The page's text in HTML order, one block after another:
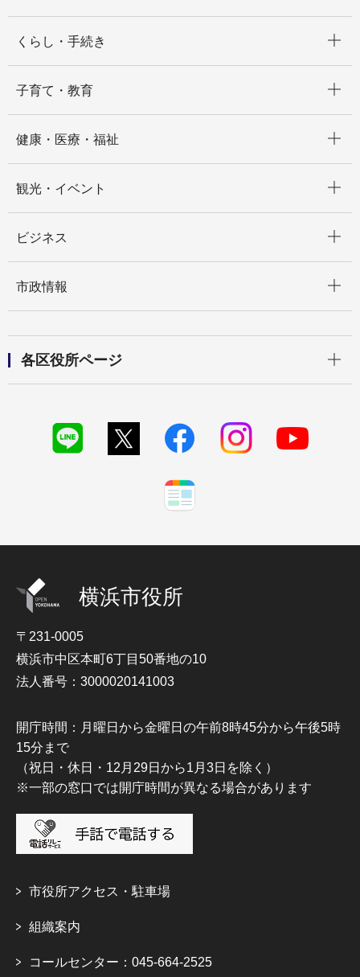
くらし・手続き
子育て・教育
健康・医療・福祉
観光・イベント
ビジネス
市政情報
各区役所ページ
横浜市役所
〒231-0005
横浜市中区本町6丁目50番地の10
法人番号：3000020141003
開庁時間：月曜日から金曜日の午前8時45分から午後5時
15分まで
（祝日・休日・12月29日から1月3日を除く）
※一部の窓口では開庁時間が異なる場合があります
市役所アクセス・駐車場
組織案内
コールセンター：045-664-2525